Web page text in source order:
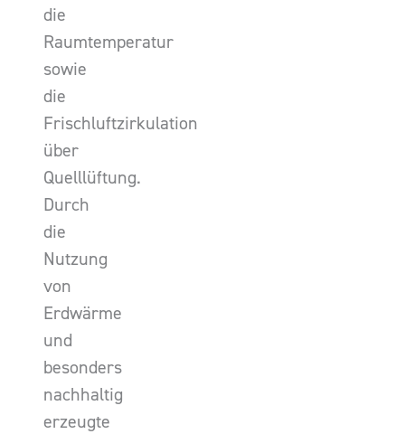
die
Raumtemperatur
sowie
die
Frischluftzirkulation
über
Quelllüftung.
Durch
die
Nutzung
von
Erdwärme
und
besonders
nachhaltig
erzeugte